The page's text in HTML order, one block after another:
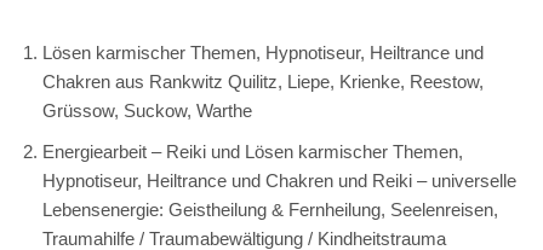
Lösen karmischer Themen, Hypnotiseur, Heiltrance und
Chakren aus Rankwitz Quilitz, Liepe, Krienke, Reestow,
Grüssow, Suckow, Warthe
Energiearbeit – Reiki und Lösen karmischer Themen,
Hypnotiseur, Heiltrance und Chakren und Reiki – universelle
Lebensenergie: Geistheilung & Fernheilung, Seelenreisen,
Traumahilfe / Traumabewältigung / Kindheitstrauma